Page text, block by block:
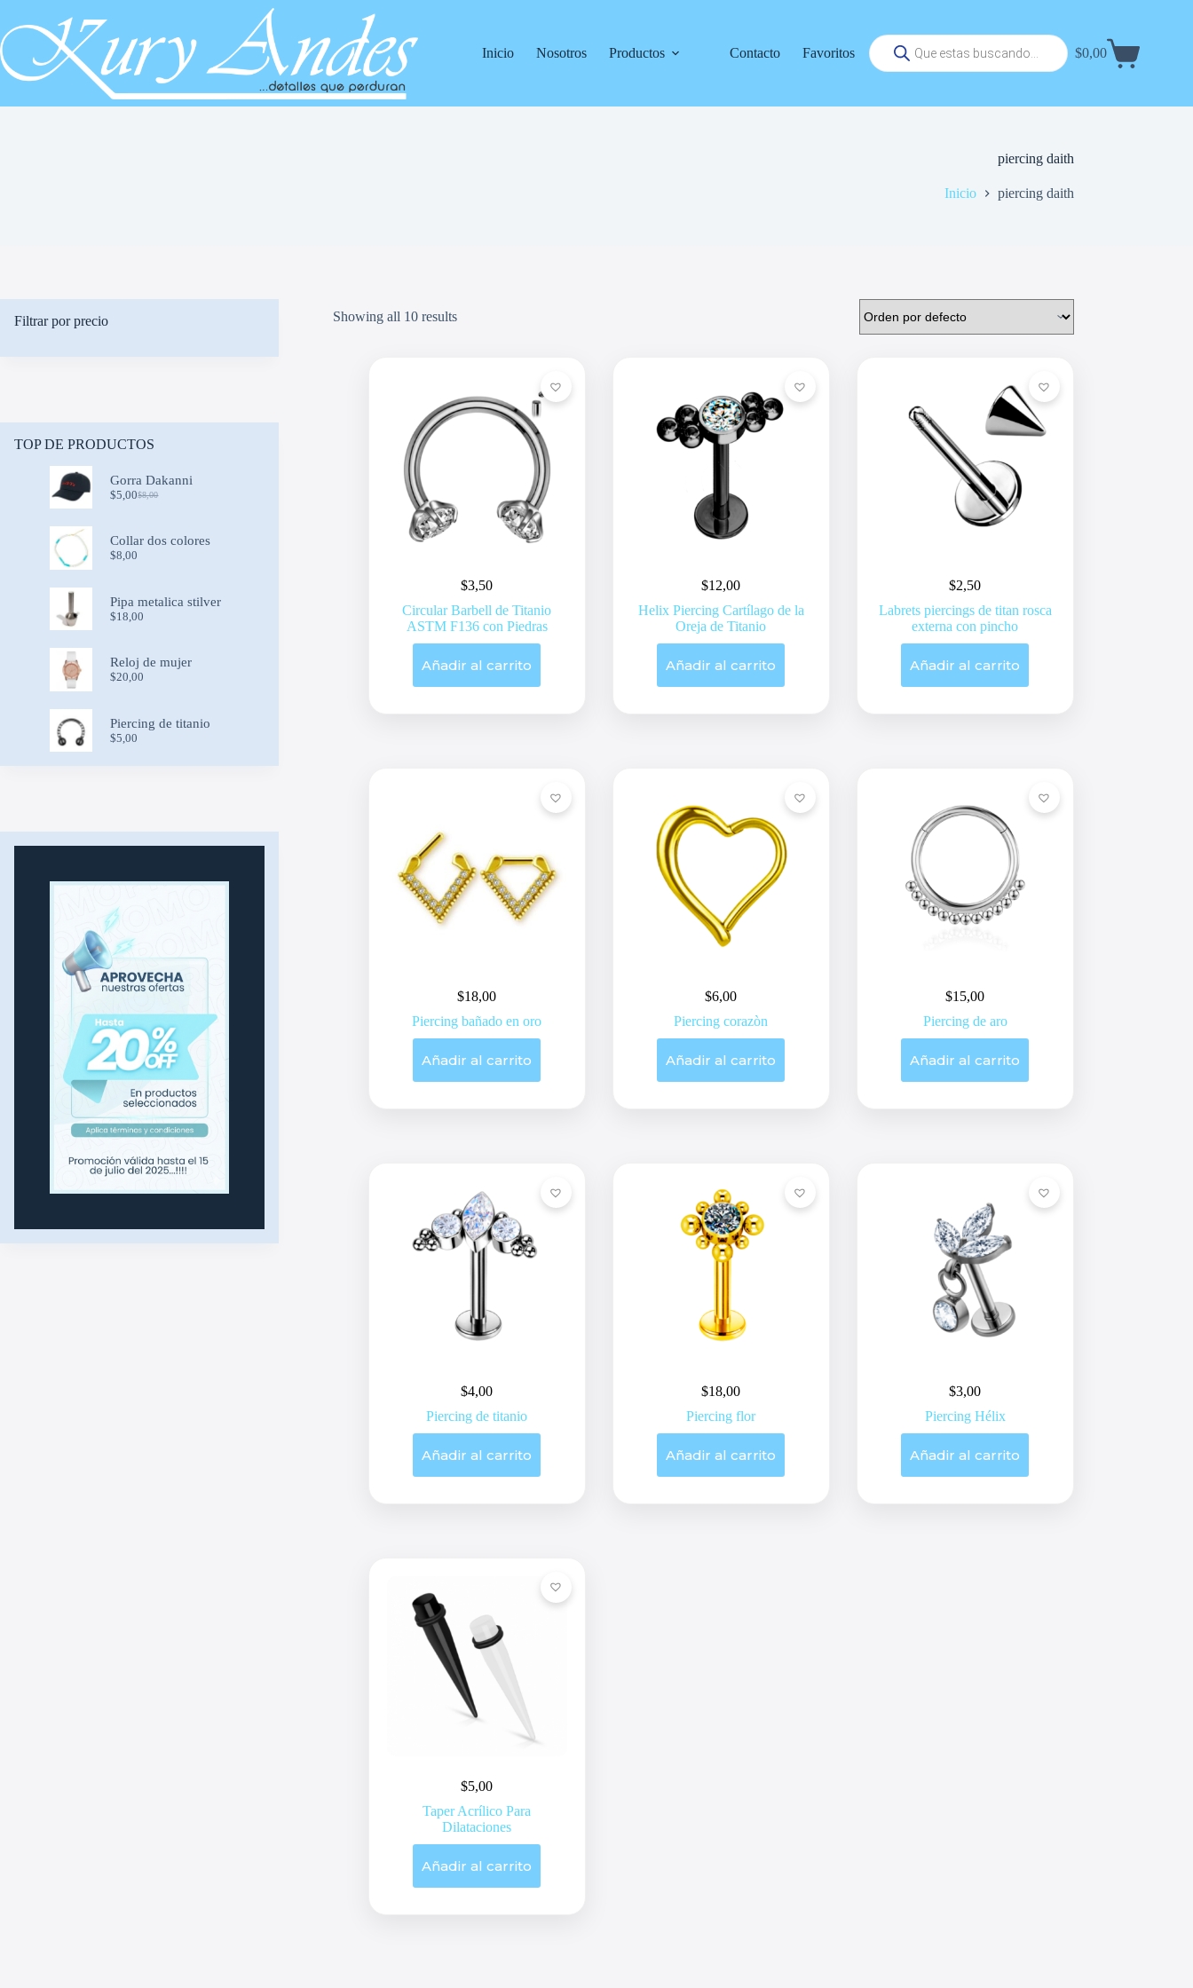
contenido
Inicio
Nosotros Productos Contacto Favoritos
Búsqueda
de
productos
Carrito
$0,00
piercing daith
Inicio piercing daith
Showing all 10 results
$3,50
Circular Barbell de Titanio
ASTM F136 con Piedras
Añadir al carrito
$12,00
Helix Piercing Cartílago de la
Oreja de Titanio
Añadir al carrito
$2,50
Labrets piercings de titan rosca
externa con pincho
Añadir al carrito
$18,00
Piercing bañado en oro
Añadir al carrito
$6,00
Piercing corazòn
Añadir al carrito
$15,00
Piercing de aro
Añadir al carrito
$4,00
Piercing de titanio
Añadir al carrito
$18,00
Piercing flor
Añadir al carrito
$3,00
Piercing Hélix
Añadir al carrito
$5,00
Taper Acrílico Para
Dilataciones
Añadir al carrito
Filtrar por precio
TOP DE PRODUCTOS
Gorra Dakanni
$8,00
Original
$8,00.
$5,00Current
$5,00.
Collar dos colores
$8,00
Pipa metalica stilver
$18,00
Reloj de mujer
$20,00
Piercing de titanio
$5,00